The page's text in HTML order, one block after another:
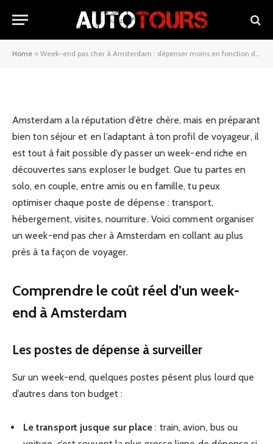
Home » Week-end pas cher à Amsterdam : dépenser moins en fonction de ton profil de voyageur
: dépenser moins en fonction de
ton profil de voyageur
Amsterdam a la réputation d’être chère, mais en préparant
bien ton séjour et en l’adaptant à ton profil de voyageur, il
est tout à fait possible d’y passer un week-end riche en
découvertes sans exploser le budget. Que tu partes en
solo, en couple, entre amis ou en famille, tu peux
optimiser chaque poste de dépense : transport,
hébergement, visites, nourriture. Voici comment organiser
un week-end pas cher à Amsterdam en collant au plus
près à ta façon de voyager.
Comprendre le coût réel d’un week-
end à Amsterdam
Les postes de dépense à surveiller
Sur un week-end, quelques postes pèsent plus lourd que
d’autres dans ton budget :
Le transport jusque sur place : train, avion, bus ou